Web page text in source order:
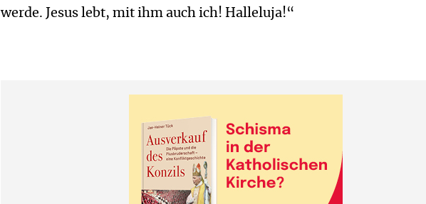
werde. Jesus lebt, mit ihm auch ich! Halleluja!“